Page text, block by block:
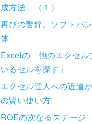
成方法」（１）
再びの警鐘。ソフトバ
体
Excelの「他のエクセル
いるセルを探す」
エクセル達人への近道
の賢い使い方
ROEの次なるステージ